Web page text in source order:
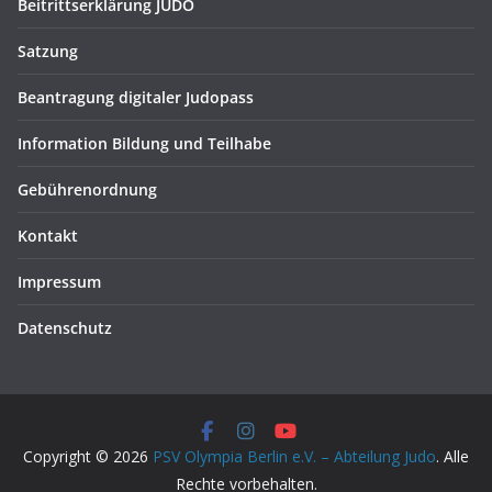
Beitrittserklärung JUDO
Satzung
Beantragung digitaler Judopass
Information Bildung und Teilhabe
Gebührenordnung
Kontakt
Impressum
Datenschutz
Copyright © 2026 PSV Olympia Berlin e.V. – Abteilung Judo. Alle
Rechte vorbehalten.